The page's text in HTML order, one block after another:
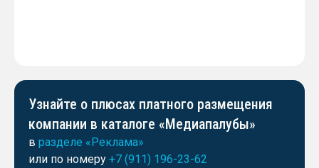
Узнайте о плюсах платного размещения
компании в каталоге «Медиапалубы»
в разделе «Реклама»
или по номеру +7 (911) 196-23-62